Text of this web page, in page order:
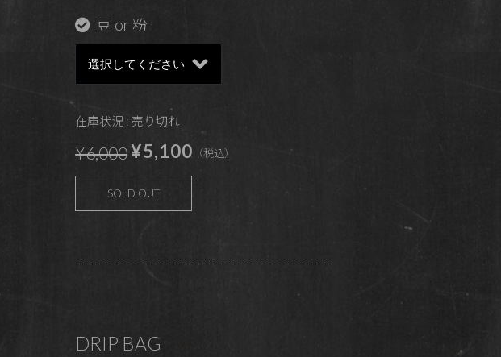
豆 or 粉
在庫状況 : 売り切れ
¥6,000¥5,100 （税込）
SOLD OUT
DRIP BAG